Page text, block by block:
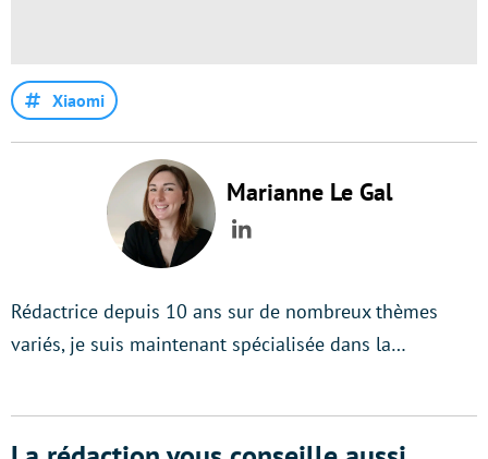
Xiaomi
Marianne Le Gal
LinkedIn
Rédactrice depuis 10 ans sur de nombreux thèmes
variés, je suis maintenant spécialisée dans la…